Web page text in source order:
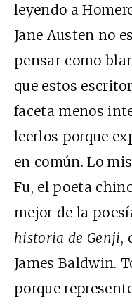
leyendo a
Jane Austen no
pensar como
que estos
faceta menos
leerlos porque
en común. Lo
Fu, el poeta
mejor de la
historia de Genji,
James Baldwin.
porque